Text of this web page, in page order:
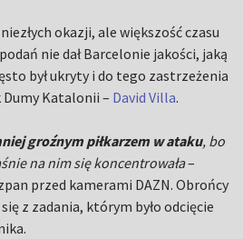
okazji, ale większość czasu
nie dał Barcelonie jakości, jaką
był ukryty i do tego zastrzeżenia
Dumy Katalonii – David Villa.
groźnym piłkarzem w ataku, bo
na nim się koncentrowała–
przed kamerami DAZN. Obrońcy
z zadania, którym było odcięcie